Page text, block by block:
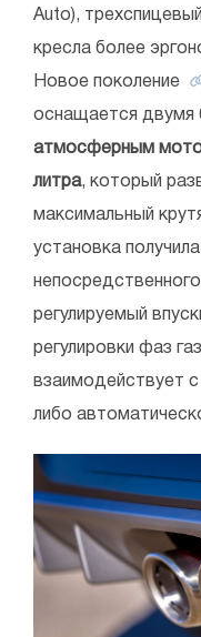
Auto),
кресла более
Новое поколение
оснащается двумя
атмосферным
литра, который
максимальный
установка
регулируемый
регулировки фаз
взаимодействует
либо